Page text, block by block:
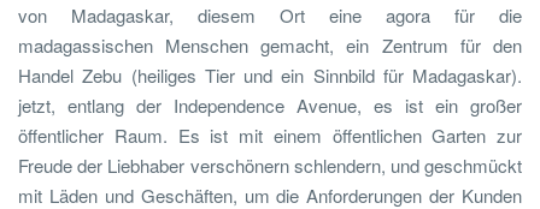
von Madagaskar, diesem Ort eine agora für die
madagassischen Menschen gemacht, ein Zentrum für den
Handel Zebu (heiliges Tier und ein Sinnbild für Madagaskar).
jetzt, entlang der Independence Avenue, es ist ein großer
öffentlicher Raum. Es ist mit einem öffentlichen Garten zur
Freude der Liebhaber verschönern schlendern, und geschmückt
mit Läden und Geschäften, um die Anforderungen der Kunden